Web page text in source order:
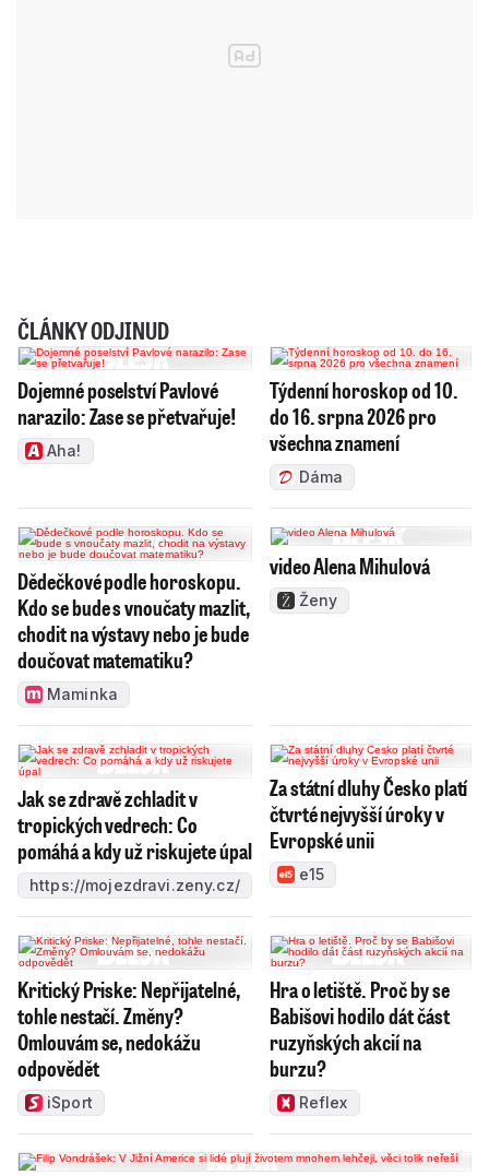
ČLÁNKY ODJINUD
Dojemné poselství Pavlové
narazilo: Zase se přetvařuje!
Aha!
Týdenní horoskop od 10.
do 16. srpna 2026 pro
všechna znamení
Dáma
Dědečkové podle horoskopu.
Kdo se bude s vnoučaty mazlit,
chodit na výstavy nebo je bude
doučovat matematiku?
Maminka
video Alena Mihulová
Ženy
Jak se zdravě zchladit v
tropických vedrech: Co
pomáhá a kdy už riskujete úpal
https://mojezdravi.zeny.cz/
Za státní dluhy Česko platí
čtvrté nejvyšší úroky v
Evropské unii
e15
Kritický Priske: Nepřijatelné,
tohle nestačí. Změny?
Omlouvám se, nedokážu
odpovědět
iSport
Hra o letiště. Proč by se
Babišovi hodilo dát část
ruzyňských akcií na
burzu?
Reflex